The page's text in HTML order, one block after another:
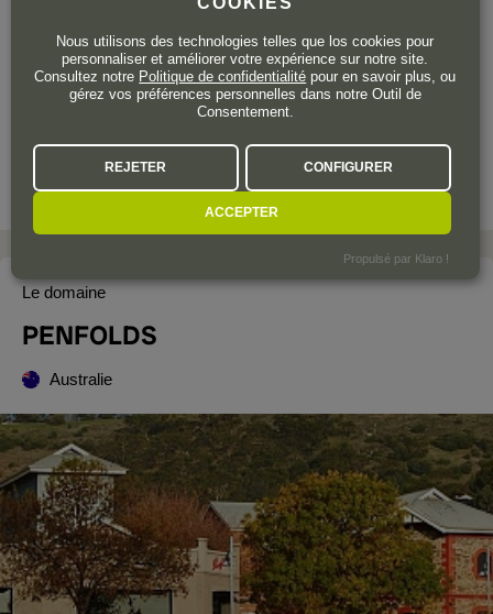
567,70 € TTC
Bouteille 75 cl| 756,93 € / Litre
Le domaine
PENFOLDS
Australie
Nous utilisons des technologies telles que los cookies pour
personnaliser et améliorer votre expérience sur notre site.
Consultez notre Politique de confidentialité pour en savoir plus, ou
gérez vos préférences personnelles dans notre Outil de
Consentement.
REJETER CONFIGURER
ACCEPTER
Propulsé par Klaro !